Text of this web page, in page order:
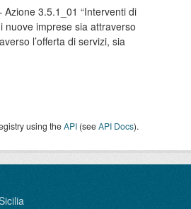
Azione 3.5.1_01 “Interventi di
nuove imprese sia attraverso
l’offerta di servizi, sia
using theAPI (seeAPI Docs).